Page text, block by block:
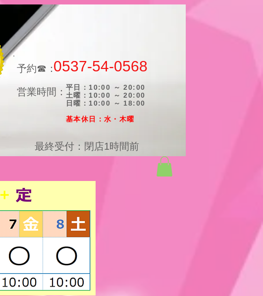
​予約☎：0537-54-0568
平日：10:00 ～ 20:00
土曜：10:00 ～ 20:00
日曜：10:00 ～ 18:00
​基本休日：水・木曜
営業時間：
最終受付：閉店1時間前